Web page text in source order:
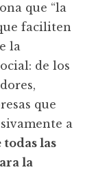
que “la
faciliten
la
de los
que
a
todas las
la